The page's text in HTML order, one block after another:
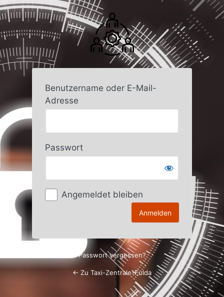
Anmelden
Benutzername oder E-Mail-
Adresse
Passwort
Angemeldet bleiben
Passwort vergessen?
← Zu Taxi-Zentrale-Fulda